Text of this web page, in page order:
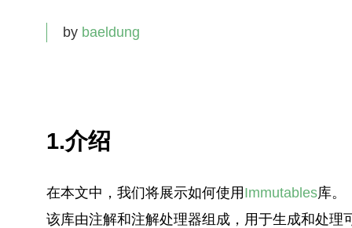
by baeldung
1.介绍
在本文中，我们将展示如何使用 Immutables库。
该库由注解和注解处理器组成，用于生成和处理